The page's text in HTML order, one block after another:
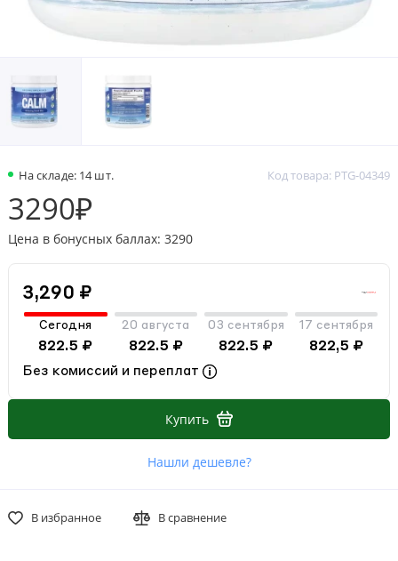
На складе: 14 шт. Код товара: PTG-04349
3290₽
Цена в бонусных баллах: 3290
3,290 ₽
Сегодня
822.5 ₽
20 августа
822.5 ₽
03 сентября
822.5 ₽
17 сентября
822,5 ₽
Без комиссий и переплат
Купить
Нашли дешевле?
В избранное В сравнение